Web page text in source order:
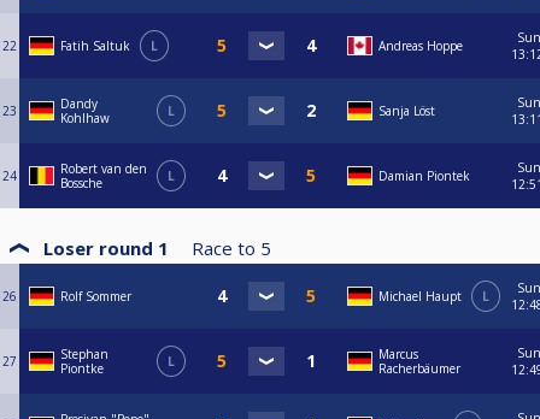
22 Fatih Saltuk L Andreas Hoppe
Sun
23
Dandy
Kohlhaw
L Sanja Löst
Sun
24
Robert van den
Bossche
L Damian Piontek
Sun
Loser round 1 Race to 5
26 Rolf Sommer Michael Haupt L
Sun
27
Stephan
Piontke
L
Marcus
Racherbäumer
Sun